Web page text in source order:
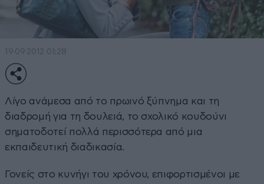
19·09·2012 01:28
Λίγο ανάμεσα από το πρωινό ξύπνημα και τη
διαδρομή για τη δουλειά, το σχολικό κουδούνι
σηματοδοτεί πολλά περισσότερα από μια
εκπαιδευτική διαδικασία.
Γονείς στο κυνήγι του χρόνου, επιφορτισμένοι με